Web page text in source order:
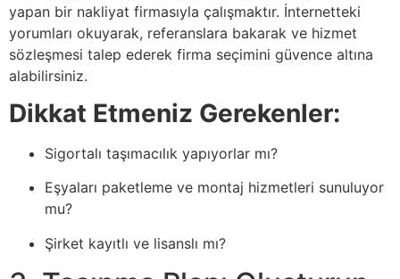
yapan bir nakliyat firmasıyla çalışmaktır. İnternetteki
yorumları okuyarak, referanslara bakarak ve hizmet
sözleşmesi talep ederek firma seçimini güvence altına
alabilirsiniz.
Dikkat Etmeniz Gerekenler:
Sigortalı taşımacılık yapıyorlar mı?
Eşyaları paketleme ve montaj hizmetleri sunuluyor
mu?
Şirket kayıtlı ve lisanslı mı?